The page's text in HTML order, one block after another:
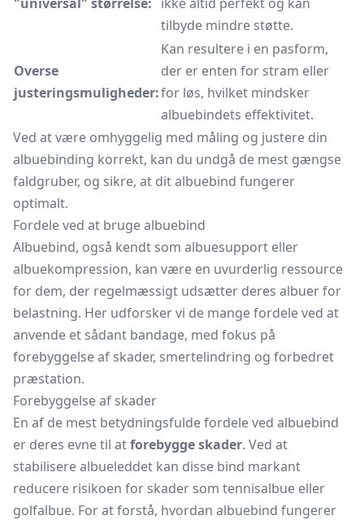
tilbyde mindre støtte.
Overse
justeringsmuligheder:
Kan resultere i en pasform,
der er enten for stram eller
for løs, hvilket mindsker
albuebindets effektivitet.
Ved at være omhyggelig med måling og justere din
albuebinding korrekt, kan du undgå de mest gængse
faldgruber, og sikre, at dit albuebind fungerer
optimalt.
Fordele ved at bruge albuebind
Albuebind, også kendt som albuesupport eller
albuekompression, kan være en uvurderlig ressource
for dem, der regelmæssigt udsætter deres albuer for
belastning. Her udforsker vi de mange fordele ved at
anvende et sådant bandage, med fokus på
forebyggelse af skader, smertelindring og forbedret
præstation.
Forebyggelse af skader
En af de mest betydningsfulde fordele ved albuebind
er deres evne til atforebygge skader. Ved at
stabilisere albueleddet kan disse bind markant
reducere risikoen for skader som tennisalbue eller
golfalbue. For at forstå, hvordan albuebind fungerer